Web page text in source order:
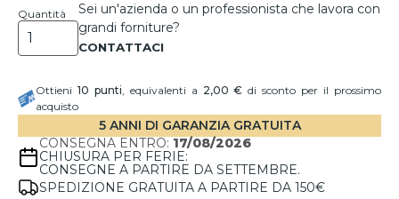
Quantità
Sei un'azienda o un professionista che lavora con
grandi forniture?
Ottieni 10 punti, equivalenti a 2,00 € di sconto per il prossimo
acquisto
5 ANNI DI GARANZIA GRATUITA
CONSEGNA ENTRO: 17/08/2026
CHIUSURA PER FERIE:
CONSEGNE A PARTIRE DA SETTEMBRE.
SPEDIZIONE GRATUITA A PARTIRE DA 150€